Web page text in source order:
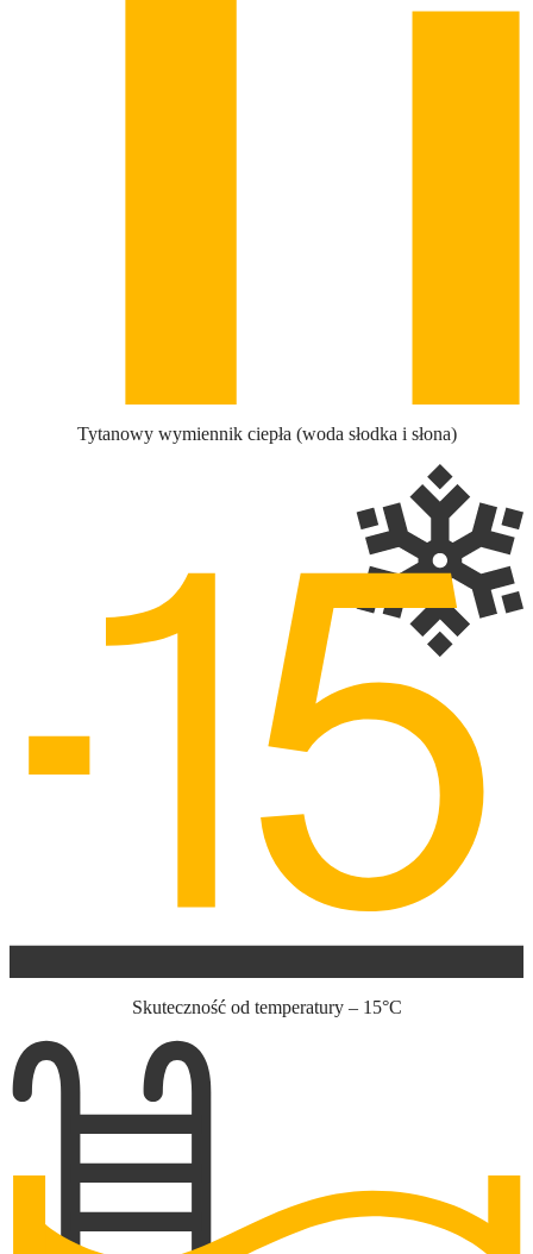
Tytanowy wymiennik ciepła (woda słodka i słona)
Skuteczność od temperatury – 15°C